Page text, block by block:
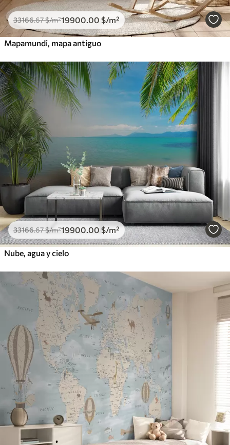
33166.67$/m²19900 .00 $/m²
Mapamundi, mapa antiguo
33166.67$/m²19900.00 $/m²
Nube, agua y cielo